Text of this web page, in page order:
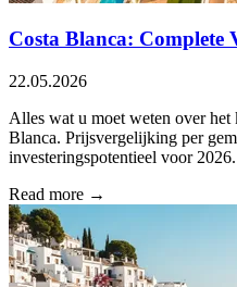
Costa Blanca: Complete
22.05.2026
Alles wat u moet weten over het
Blanca. Prijsvergelijking per
investeringspotentieel voor 2026.
Read more →